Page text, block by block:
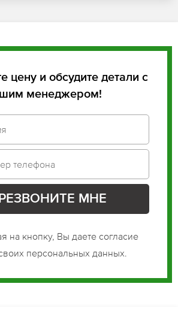
цену и обсудите детали с
менеджером!
на кнопку, Вы даете согласие
персональных данных.